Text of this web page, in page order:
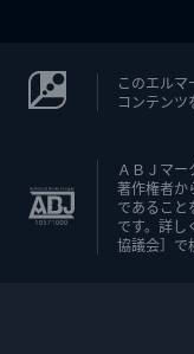
このエル
コンテンツ
ＡＢＪマー
著作権者か
であること
です。詳し
協議会］で